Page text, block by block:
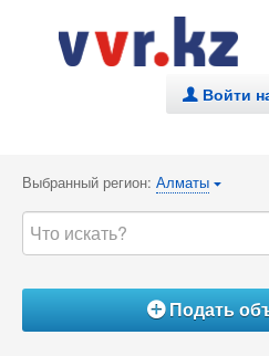
. Войти
Выбранный регион: Алматы {
ÁПодать